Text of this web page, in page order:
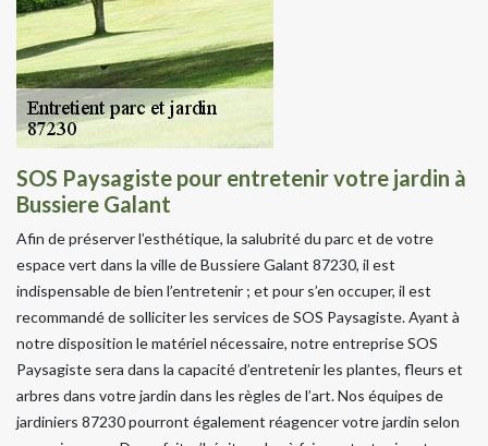
SOS Paysagiste pour entretenir votre jardin à
Bussiere Galant
Afin de préserver l’esthétique, la salubrité du parc et de votre
espace vert dans la ville de Bussiere Galant 87230, il est
indispensable de bien l’entretenir ; et pour s’en occuper, il est
recommandé de solliciter les services de SOS Paysagiste. Ayant à
notre disposition le matériel nécessaire, notre entreprise SOS
Paysagiste sera dans la capacité d’entretenir les plantes, fleurs et
arbres dans votre jardin dans les règles de l’art. Nos équipes de
jardiniers 87230 pourront également réagencer votre jardin selon